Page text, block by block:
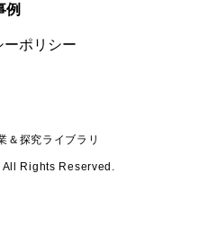
例
ーポリシー
＆探究ライブラリ
All Rights Reserved.